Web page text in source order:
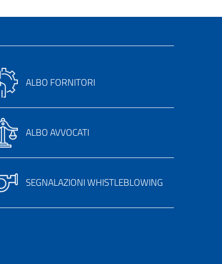
ALBO FORNITORI
ALBO AVVOCATI
SEGNALAZIONI WHISTLEBLOWING